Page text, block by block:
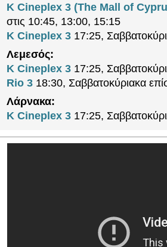
K Cineplex 3 (The Mall of
στις 10:45, 13:00, 15:15
K Cineplex 3 17:25,
Λεμεσός:
K Cineplex 3 17:25,
Rio 3 18:30, Σαββατοκύριακα
Λάρνακα:
K Cineplex 3 17:25,